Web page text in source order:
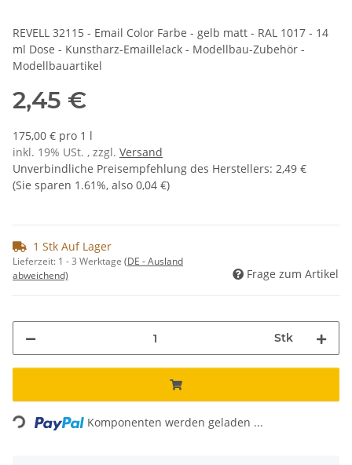
REVELL 32115 - Email Color Farbe - gelb matt - RAL 1017 - 14
ml Dose - Kunstharz-Emaillelack - Modellbau-Zubehör -
Modellbauartikel
2,45 €
175,00 € pro 1 l
inkl. 19% USt. , zzgl. Versand
Unverbindliche Preisempfehlung des Herstellers: 2,49 €
(Sie sparen 1.61%, also 0,04 €)
1 Stk Auf Lager
Lieferzeit: 1 - 3 Werktage (DE - Ausland
abweichend)
Frage zum Artikel
Stk
Loading... Komponenten werden geladen ...